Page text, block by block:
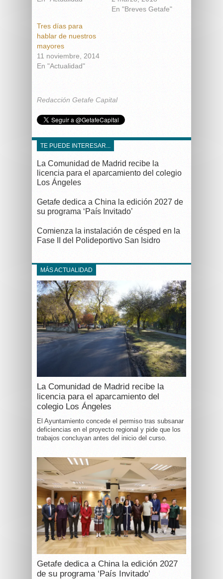
En "Breves Getafe"
Tres días para
hablar de nuestros
mayores
11 noviembre, 2014
En "Actualidad"
Redacción Getafe Capital
TE PUEDE INTERESAR...
La Comunidad de Madrid recibe la
licencia para el aparcamiento del colegio
Los Ángeles
Getafe dedica a China la edición 2027 de
su programa ‘País Invitado’
Comienza la instalación de césped en la
Fase II del Polideportivo San Isidro
MÁS ACTUALIDAD
La Comunidad de Madrid recibe la
licencia para el aparcamiento del
colegio Los Ángeles
El Ayuntamiento concede el permiso tras subsanar
deficiencias en el proyecto regional y pide que los
trabajos concluyan antes del inicio del curso.
Getafe dedica a China la edición 2027
de su programa ‘País Invitado’